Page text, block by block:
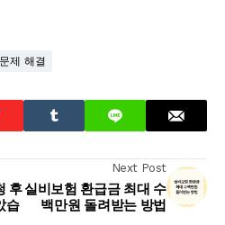
제 해결
후
습
Next Post
실비보험 환급금 최대 수
백만원 돌려받는 방법